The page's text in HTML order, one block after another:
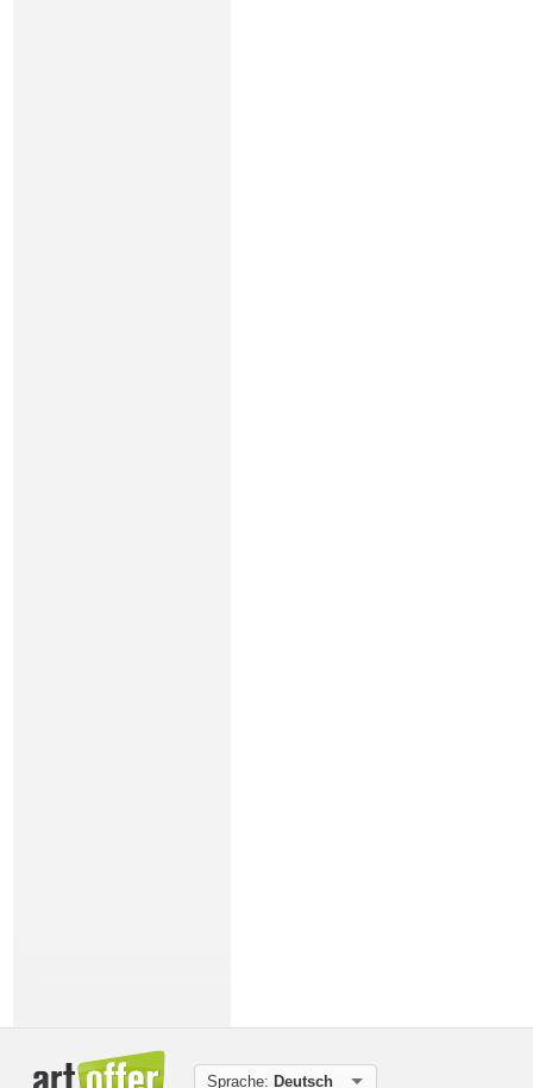
Sprache: Deutsch